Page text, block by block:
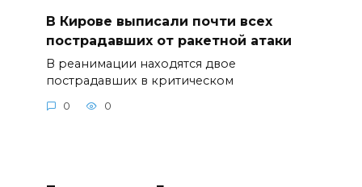
В Кирове выписали почти всех
пострадавших от ракетной атаки
В реанимации находятся двое
пострадавших в критическом
0 0